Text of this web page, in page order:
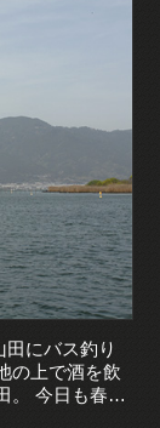
にバス釣り
の上で酒を飲
。 今日も春…